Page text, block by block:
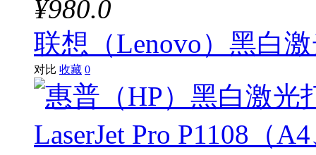
¥980.0
联想（Lenovo）黑白
对比 收藏 0